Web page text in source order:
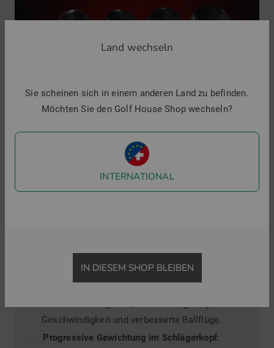
Die neue Cobra OPTM Serie steht für modernste
Golfschläger-Technologie und herausragendes
Design. Ob Driver, Fairwayholz, Hybrid oder Eisen –
Wahl für Golfer aller Spielstärken macht:
Innovative Multi-Material-Konstruktion
Geschwindigkeit und verbesserte Ballflüge.
Progressive Gewichtung im Schlägerkopf:
Land wechseln
Sie scheinen sich in einem anderen Land zu befinden.
Möchten Sie den Golf House Shop wechseln?
INTERNATIONAL
IN DIESEM SHOP BLEIBEN